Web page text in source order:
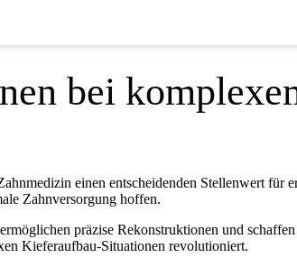
bei
einen entscheidenden Stellenwert
Zahnversorgung hoffen.
präzise Rekonstruktionen und
Kieferaufbau-Situationen revolutioniert.